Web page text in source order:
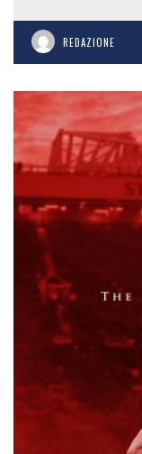
REDAZIONE